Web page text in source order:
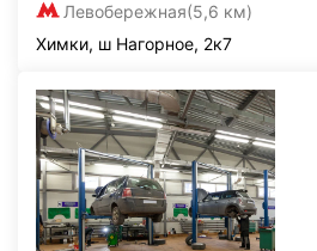
Левобережная(5,6 км)
Химки, ш Нагорное, 2к7